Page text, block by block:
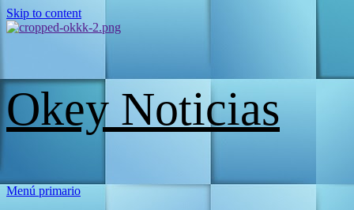
Skip to content
Okey Noticias
Menú primario